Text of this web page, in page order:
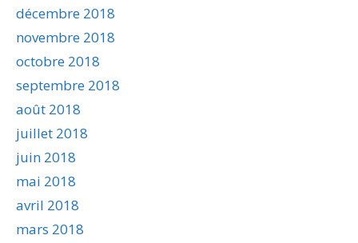
décembre 2018
novembre 2018
octobre 2018
septembre 2018
août 2018
juillet 2018
juin 2018
mai 2018
avril 2018
mars 2018